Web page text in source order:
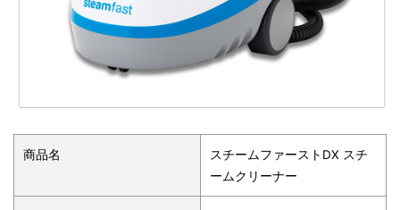
商品名
スチームファーストDX スチ
ームクリーナー